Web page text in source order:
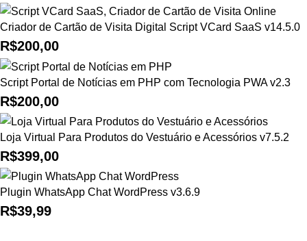
Criador de Cartão de Visita Digital Script VCard SaaS v14.5.0
R$200,00
Script Portal de Notícias em PHP com Tecnologia PWA v2.3
R$200,00
Loja Virtual Para Produtos do Vestuário e Acessórios v7.5.2
R$399,00
Plugin WhatsApp Chat WordPress v3.6.9
R$39,99